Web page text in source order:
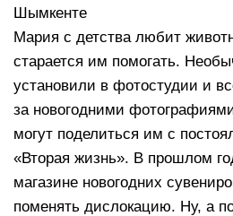
Шымкенте
Мария с детства любит
старается им помогать.
установили в фотостудии и
за новогодними
могут поделиться им с
«Вторая жизнь». В прошлом
магазине новогодних
поменять дислокацию. Ну, а